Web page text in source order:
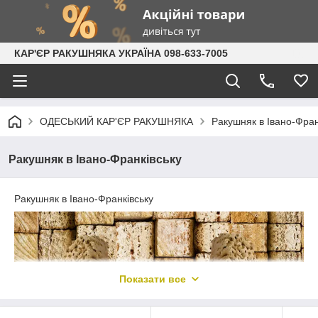
КАР'ЄР РАКУШНЯКА УКРАЇНА 098-633-7005
ОДЕСЬКИЙ КАР'ЄР РАКУШНЯКА Ракушняк в Івано-
Ракушняк в Івано-Франківську
Ракушняк в Івано-Франківську
Показати все